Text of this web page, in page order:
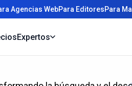
Agencias WebPara EditoresPara
Expertos